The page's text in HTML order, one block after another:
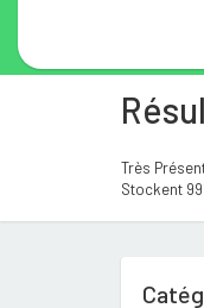
Très
Stockent